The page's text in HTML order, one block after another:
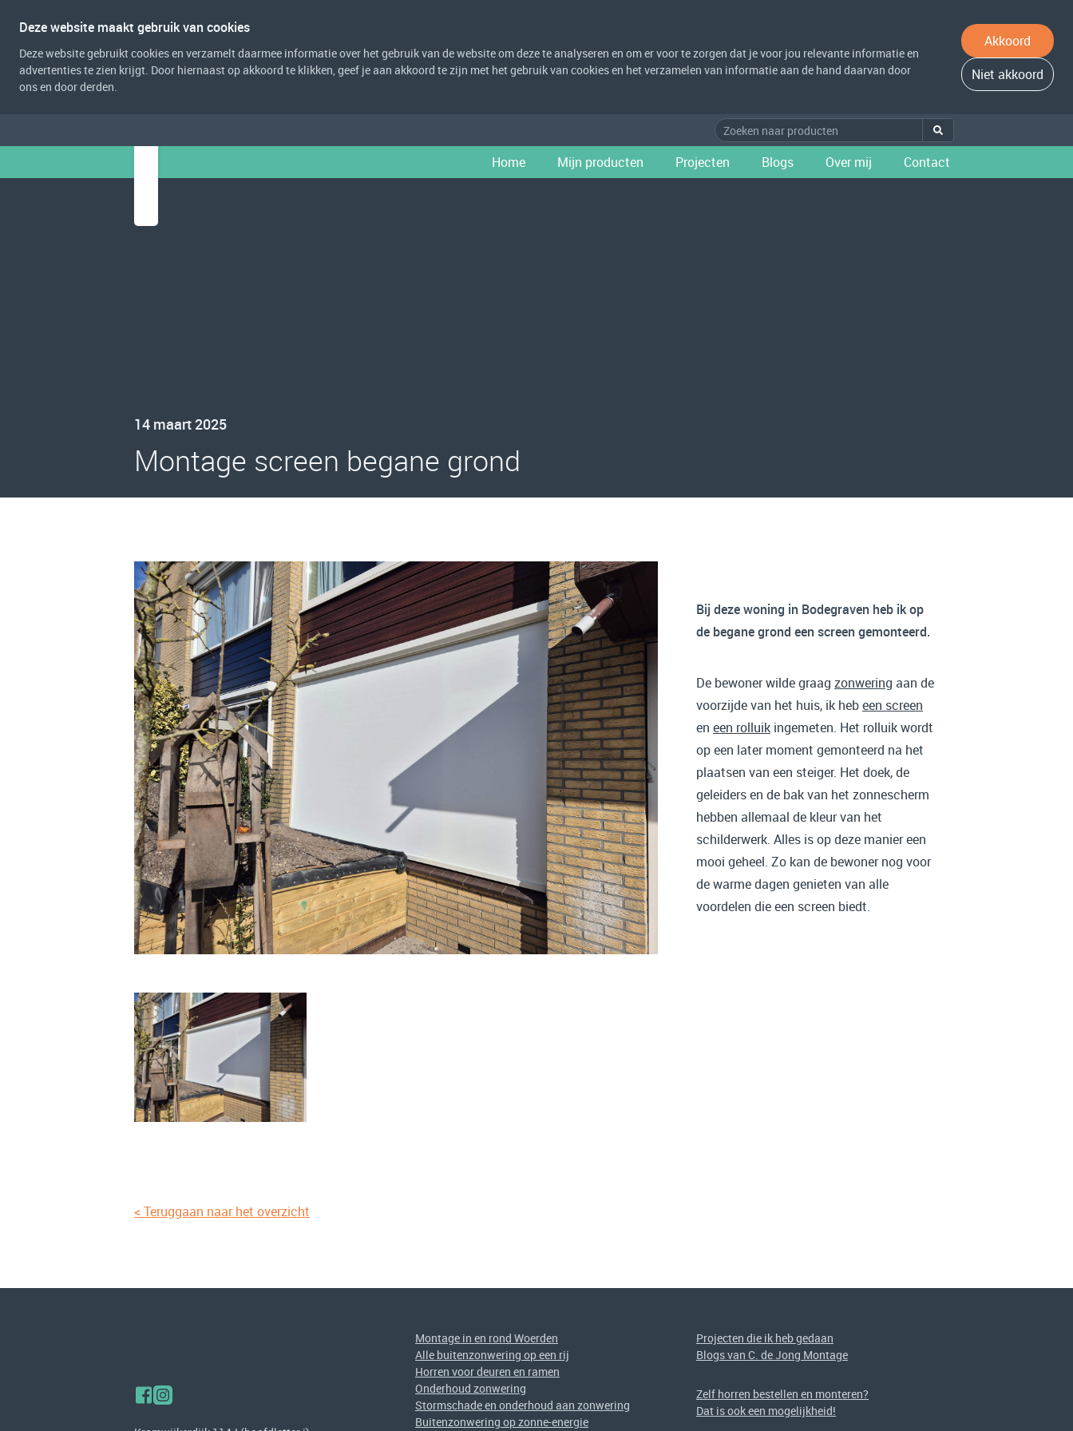
Deze website maakt gebruik van cookies
Deze website gebruikt cookies en verzamelt daarmee informatie over het gebruik van de website om deze te analyseren en om er voor te zorgen dat je voor jou relevante informatie en
advertenties te zien krijgt. Door hiernaast op akkoord te klikken, geef je aan akkoord te zijn met het gebruik van cookies en het verzamelen van informatie aan de hand daarvan door
ons en door derden.
Akkoord
Niet akkoord
Home Mijn producten Projecten Blogs Over mij Contact
14 maart 2025
Montage screen begane grond
Bij deze woning in Bodegraven heb ik op
de begane grond een screen gemonteerd.
De bewoner wilde graag zonwering aan de
voorzijde van het huis, ik hebeen screen
en een rolluik ingemeten. Het rolluik wordt
op een later moment gemonteerd na het
plaatsen van een steiger. Het doek, de
geleiders en de bak van het zonnescherm
hebben allemaal de kleur van het
schilderwerk. Alles is op deze manier een
mooi geheel. Zo kan de bewoner nog voor
de warme dagen genieten van alle
voordelen die een screen biedt.
< Teruggaan naar het overzicht
Montage in en rond Woerden
Alle buitenzonwering op een rij
Horren voor deuren en ramen
Onderhoud zonwering
Stormschade en onderhoud aan zonwering
Buitenzonwering op zonne-energie
Projecten die ik heb gedaan
Blogs van C. de Jong Montage
Zelf horren bestellen en monteren?
Dat is ook een mogelijkheid!